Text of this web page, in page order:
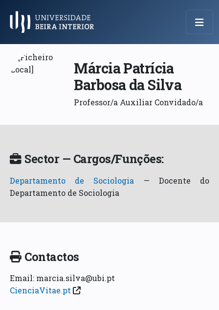
Menu Principal
Márcia Patrícia
Barbosa da Silva
Professor/a Auxiliar Convidado/a
Sector — Cargos/Funções:
Departamento de Sociologia — Docente do
Departamento de Sociologia
Contactos
Email: marcia.silva@ubi.pt
CienciaVitae.pt